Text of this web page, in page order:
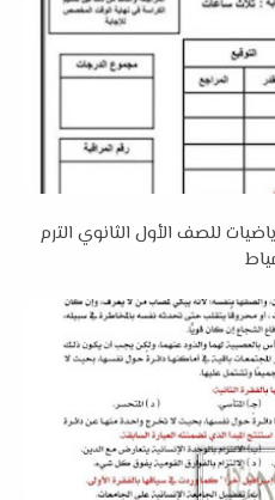
للصف الأول الثانوي الترم